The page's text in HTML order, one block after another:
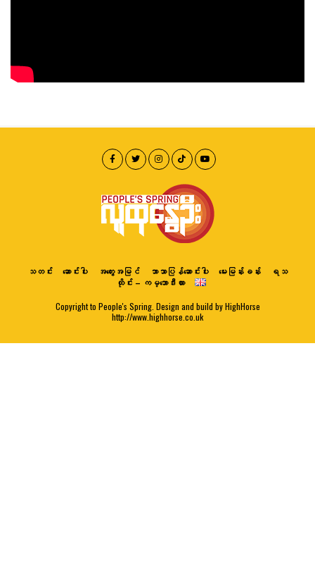
သတင်း ဆောင်းပါး အတွေးအမြင် ဘာသာပြန်ဆောင်းပါး မေးမြန်းခန်း
ရသ
ထိုင်း – ကမ္ဘောဒီးယား
Copyright to People's Spring. Design and build by HighHorse
http://www.highhorse.co.uk